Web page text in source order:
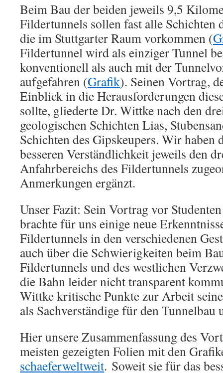
Beim Bau der beiden jeweils 9,5
Fildertunnels sollen fast alle Schichten
die im Stuttgarter Raum vorkommen (
Fildertunnel wird als einziger Tunnel
konventionell als auch mit der
aufgefahren (Grafik). Seinen Vortrag,
Einblick in die Herausforderungen
sollte, gliederte Dr. Wittke nach den
geologischen Schichten Lias,
Schichten des Gipskeupers. Wir haben
besseren Verständlichkeit jeweils den
Anfahrbereichs des Fildertunnels
Anmerkungen ergänzt.
Unser Fazit: Sein Vortrag vor
brachte für uns einige neue
Fildertunnels in den verschiedenen
auch über die Schwierigkeiten beim
Fildertunnels und des westlichen
die Bahn leider nicht transparent
Wittke kritische Punkte zur Arbeit
als Sachverständige für den Tunnelbau
Hier unsere Zusammenfassung des
meisten gezeigten Folien mit den
schaeferweltweit. Soweit sie für das